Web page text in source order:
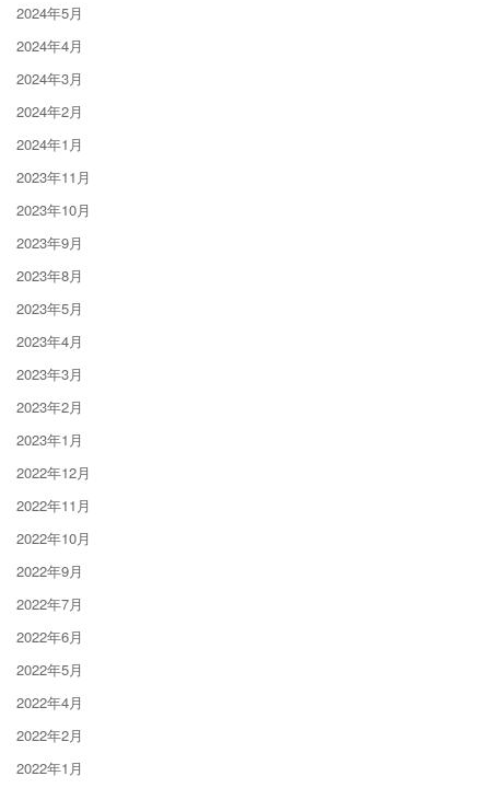
2024年5月
2024年4月
2024年3月
2024年2月
2024年1月
2023年11月
2023年10月
2023年9月
2023年8月
2023年5月
2023年4月
2023年3月
2023年2月
2023年1月
2022年12月
2022年11月
2022年10月
2022年9月
2022年7月
2022年6月
2022年5月
2022年4月
2022年2月
2022年1月